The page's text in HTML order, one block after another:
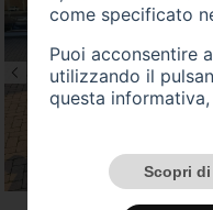
come specificato
Puoi acconsentire
utilizzando il
questa
Scopri